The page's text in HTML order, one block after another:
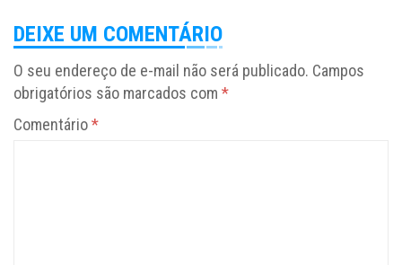
DEIXE UM COMENTÁRIO
O seu endereço de e-mail não será publicado. Campos
obrigatórios são marcados com *
Comentário*